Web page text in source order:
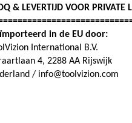
& LEVERTIJD VOOR PRIVATE
in de EU door:
International B.V.
4, 2288 AA Rijswijk
/ info@toolvizion.com